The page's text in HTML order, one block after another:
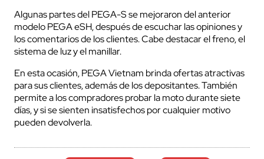
Algunas partes del PEGA-S se mejoraron del anterior
modelo PEGA eSH, después de escuchar las opiniones y
los comentarios de los clientes. Cabe destacar el freno, el
sistema de luz y el manillar.
En esta ocasión, PEGA Vietnam brinda ofertas atractivas
para sus clientes, además de los depositantes. También
permite a los compradores probar la moto durante siete
días, y si se sienten insatisfechos por cualquier motivo
pueden devolverla.